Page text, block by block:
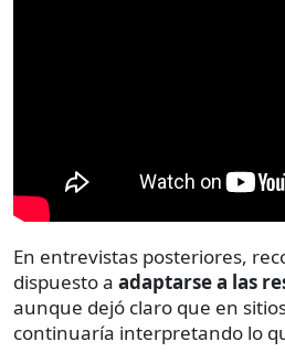
En entrevistas posteriores,
dispuesto a adaptarse a las
aunque dejó claro que en
continuaría interpretando lo